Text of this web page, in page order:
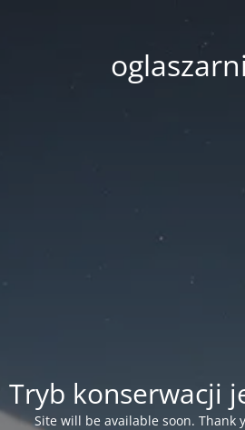
Tryb konserwacji
Site will be available soon. Thank